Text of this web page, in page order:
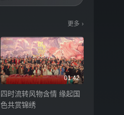
更多 ›
01:42
四时流转风物含情 缘起国
色共赏锦绣